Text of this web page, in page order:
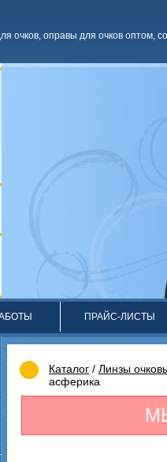
очков, оправы для очков оптом,
ПРАЙС-ЛИСТЫ
Каталог / Линзы
асферика